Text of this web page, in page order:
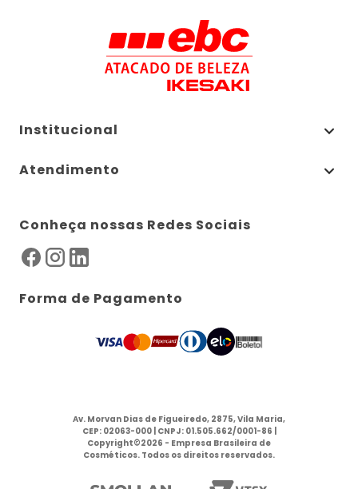
Institucional
Atendimento
Conheça nossas Redes Sociais
Forma de Pagamento
Av. Morvan Dias de Figueiredo, 2875, Vila Maria,
CEP: 02063-000 | CNPJ: 01.505.662/0001-86 |
Copyright©2026 - Empresa Brasileira de
Cosméticos. Todos os direitos reservados.